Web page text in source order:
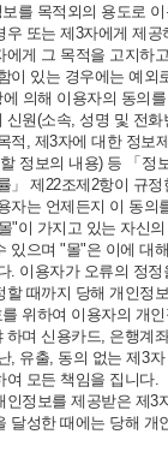
를 목적외의 용도로
우 또는 제3자에게 제공
에게 그 목적을 고지하
이 있는 경우에는 예외
의해 이용자의 동의
신원(소속, 성명 및 전
적, 제3자에 대한 정보
정보의 내용) 등 「정
」 제22조제2항이 규
자는 언제든지 이 동의
"이 가지고 있는 자신
있으며 "몰"은 이에 대
. 이용자가 오류의 정
할 때까지 당해 개인정
위하여 이용자의 개
하며 신용카드, 은행계
, 유출, 동의 없는 제3
여 모든 책임을 집니다.
정보를 제공받은 제3
달성한 때에는 당해 개